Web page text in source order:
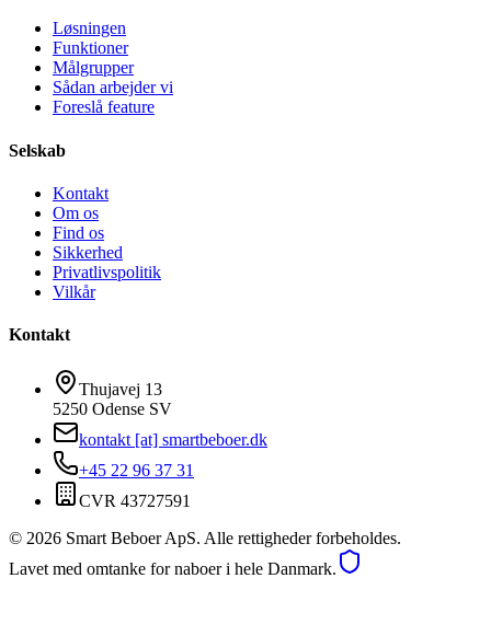
Løsningen
Funktioner
Målgrupper
Sådan arbejder vi
Foreslå feature
Selskab
Kontakt
Om os
Find os
Sikkerhed
Privatlivspolitik
Vilkår
Kontakt
Thujavej 13
5250 Odense SV
kontakt [at] smartbeboer.dk
+45 22 96 37 31
CVR 43727591
© 2026 Smart Beboer ApS. Alle rettigheder forbeholdes.
Lavet med omtanke for naboer i hele Danmark.